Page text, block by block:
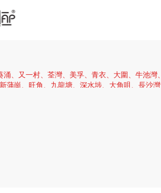
、又一村、荃灣、美孚、青衣、大圍、牛池灣、
蒲崗、旺角、九龍塘、深水埗、大角咀、長沙灣